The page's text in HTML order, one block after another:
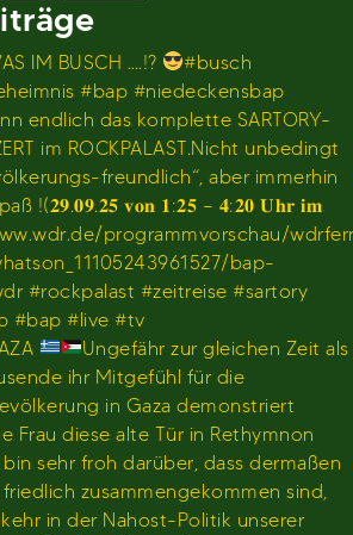
IM BUSCH ….!?
#busch
#bap #niedeckensbap
endlich das komplette SARTORY-
im ROCKPALAST.Nicht unbedingt
freundlich“, aber immerhin
!(𝟐𝟗.𝟎𝟗.𝟐𝟓 𝐯𝐨𝐧 𝟏:𝟐𝟓 – 𝟒:𝟐𝟎 𝐔𝐡𝐫 𝐢𝐦
programmvorschau/
bap-
#rockpalast #zeitreise #sartory
#bap #live #tv
Ungefähr zur gleichen Zeit als
ihr Mitgefühl für die
in Gaza demonstriert
Frau diese alte Tür in Rethymnon
sehr froh darüber, dass dermaßen
zusammengekommen sind,
in der Nahost-Politik unserer